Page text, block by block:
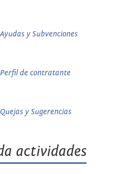
Ayudas y Subvenciones
Perfil de contratante
Quejas y Sugerencias
actividades